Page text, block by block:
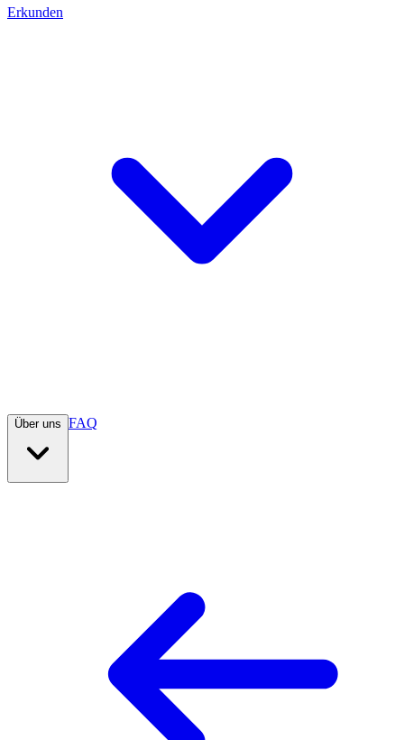
Erkunden
Über uns FAQ